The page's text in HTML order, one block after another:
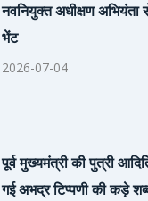
नवनियुक्त अधीक्षण अभियंता
भेंट
2026-07-04
पूर्व मुख्यमंत्री की पुत्री
गई अभद्र टिप्पणी की कड़े